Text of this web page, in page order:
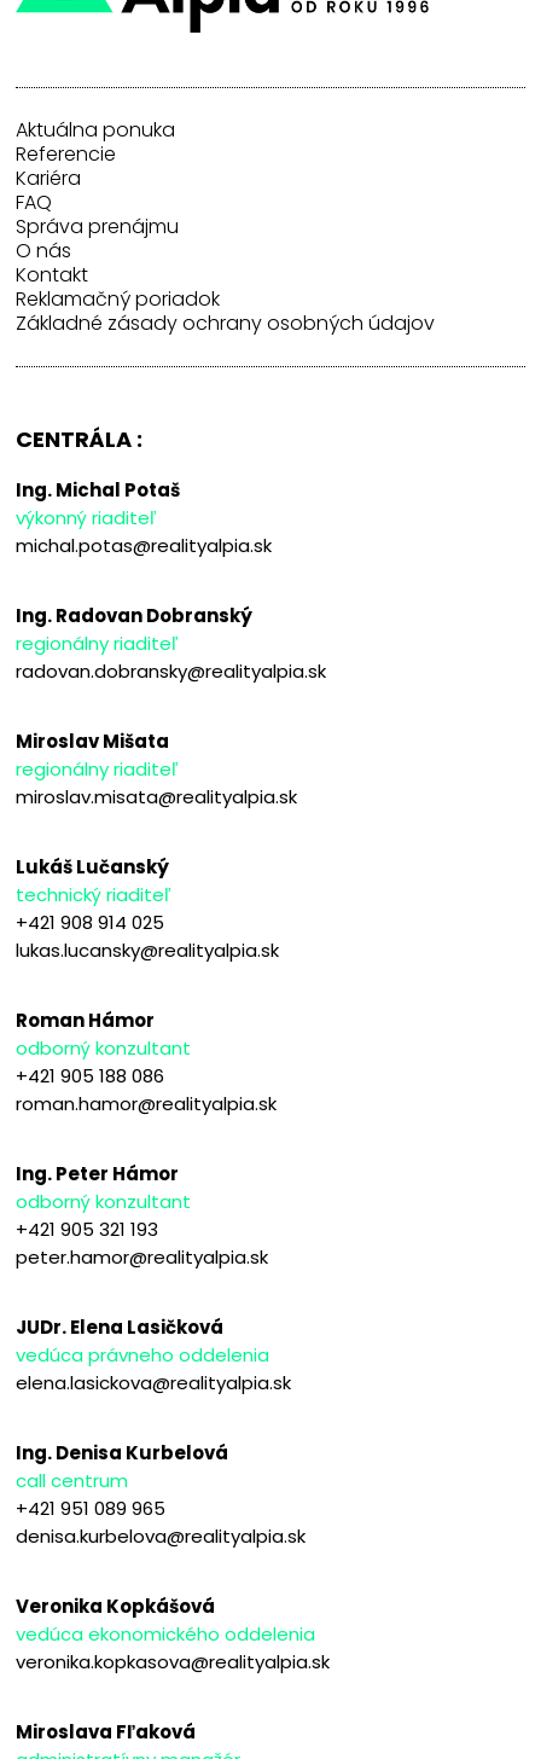
Aktuálna ponuka
Referencie
Kariéra
FAQ
Správa prenájmu
O nás
Kontakt
Reklamačný poriadok
Základné zásady ochrany osobných údajov
CENTRÁLA :
Ing. Michal Potaš
výkonný riaditeľ
michal.potas@realityalpia.sk
Ing. Radovan Dobranský
regionálny riaditeľ
radovan.dobransky@realityalpia.sk
Miroslav Mišata
regionálny riaditeľ
miroslav.misata@realityalpia.sk
Lukáš Lučanský
technický riaditeľ
+421 908 914 025
lukas.lucansky@realityalpia.sk
Roman Hámor
odborný konzultant
+421 905 188 086
roman.hamor@realityalpia.sk
Ing. Peter Hámor
odborný konzultant
+421 905 321 193
peter.hamor@realityalpia.sk
JUDr. Elena Lasičková
vedúca právneho oddelenia
elena.lasickova@realityalpia.sk
Ing. Denisa Kurbelová
call centrum
+421 951 089 965
denisa.kurbelova@realityalpia.sk
Veronika Kopkášová
vedúca ekonomického oddelenia
veronika.kopkasova@realityalpia.sk
Miroslava Fľaková